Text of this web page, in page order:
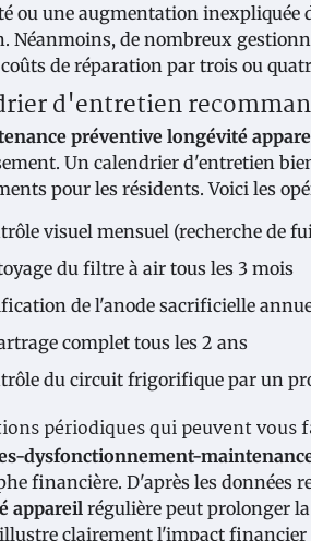
ou une augmentation
Néanmoins, de nombreux
de réparation par trois ou
d'entretien
préventive longévité
Un calendrier d'entretien
pour les résidents. Voici les
visuel mensuel (recherche de
du filtre à air tous les 3 mois
de l'anode sacrificielle
complet tous les 2 ans
du circuit frigorifique par un
périodiques qui peuvent vous
dysfonctionnement-
financière. D'après les données
appareil régulière peut prolonger
clairement l'impact